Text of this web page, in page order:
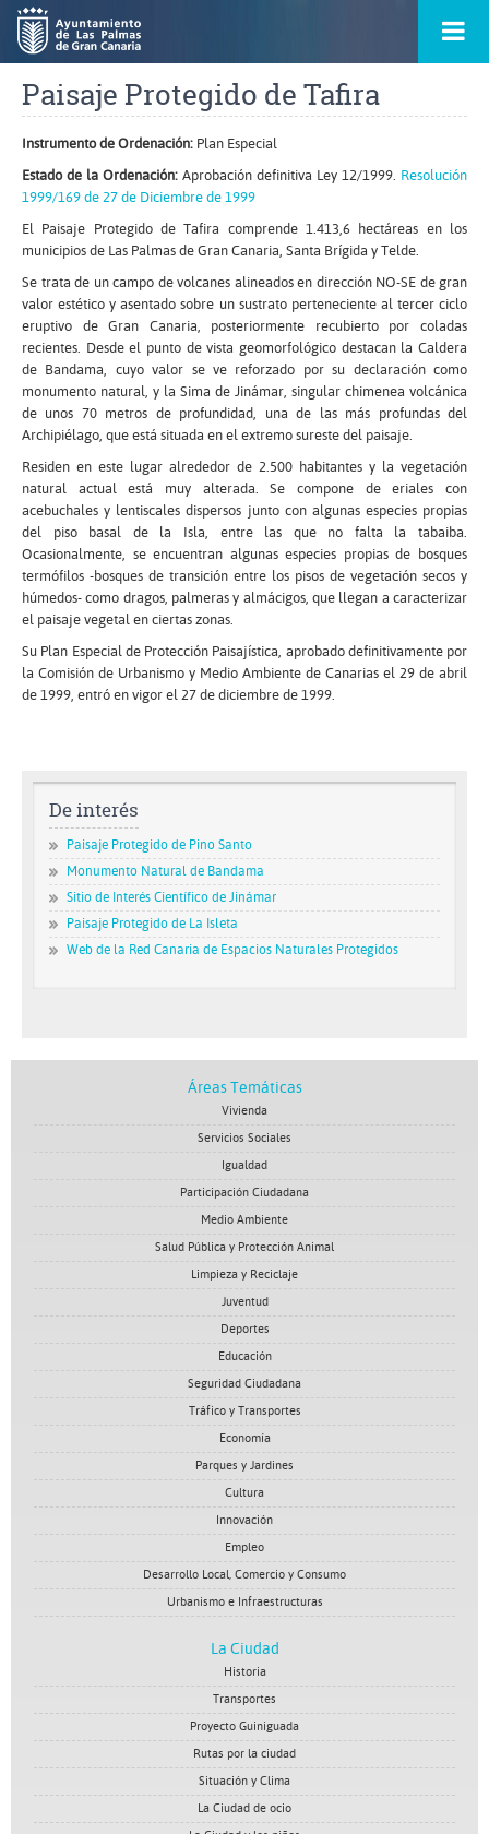
contenido
principal
Menú
Paisaje Protegido de Tafira
Instrumento de Ordenación: Plan Especial
Estado de la Ordenación: Aprobación definitiva Ley 12/1999. Resolución
1999/169 de 27 de Diciembre de 1999
El Paisaje Protegido de Tafira comprende 1.413,6 hectáreas en los
municipios de Las Palmas de Gran Canaria, Santa Brígida y Telde.
Se trata de un campo de volcanes alineados en dirección NO-SE de gran
valor estético y asentado sobre un sustrato perteneciente al tercer ciclo
eruptivo de Gran Canaria, posteriormente recubierto por coladas
recientes. Desde el punto de vista geomorfológico destacan la Caldera
de Bandama, cuyo valor se ve reforzado por su declaración como
monumento natural, y la Sima de Jinámar, singular chimenea volcánica
de unos 70 metros de profundidad, una de las más profundas del
Archipiélago, que está situada en el extremo sureste del paisaje.
Residen en este lugar alrededor de 2.500 habitantes y la vegetación
natural actual está muy alterada. Se compone de eriales con
acebuchales y lentiscales dispersos junto con algunas especies propias
del piso basal de la Isla, entre las que no falta la tabaiba.
Ocasionalmente, se encuentran algunas especies propias de bosques
termófilos -bosques de transición entre los pisos de vegetación secos y
húmedos- como dragos, palmeras y almácigos, que llegan a caracterizar
el paisaje vegetal en ciertas zonas.
Su Plan Especial de Protección Paisajística, aprobado definitivamente por
la Comisión de Urbanismo y Medio Ambiente de Canarias el 29 de abril
de 1999, entró en vigor el 27 de diciembre de 1999.
De interés
Paisaje Protegido de Pino Santo
Monumento Natural de Bandama
Sitio de Interés Científico de Jinámar
Paisaje Protegido de La Isleta
Web de la Red Canaria de Espacios Naturales Protegidos
Áreas Temáticas
Vivienda
Servicios Sociales
Igualdad
Participación Ciudadana
Medio Ambiente
Salud Pública y Protección Animal
Limpieza y Reciclaje
Juventud
Deportes
Educación
Seguridad Ciudadana
Tráfico y Transportes
Economía
Parques y Jardines
Cultura
Innovación
Empleo
Desarrollo Local, Comercio y Consumo
Urbanismo e Infraestructuras
La Ciudad
Historia
Transportes
Proyecto Guiniguada
Rutas por la ciudad
Situación y Clima
La Ciudad de ocio